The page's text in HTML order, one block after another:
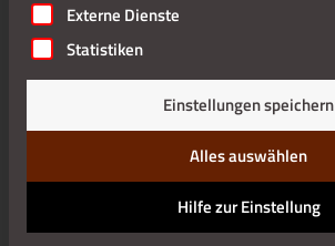
Externe Dienste
Statistiken
Einstellungen speichern
Alles auswählen
Hilfe zur Einstellung